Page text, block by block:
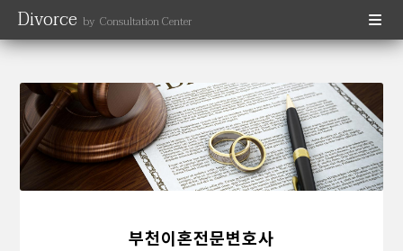
Divorce by Consultation Center
부천이혼전문변호사